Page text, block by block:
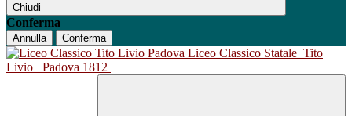
Chiudi
Conferma
Annulla Conferma
Liceo Classico Statale Tito
Livio
Padova 1812